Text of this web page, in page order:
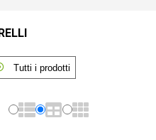
Tutti i prodotti